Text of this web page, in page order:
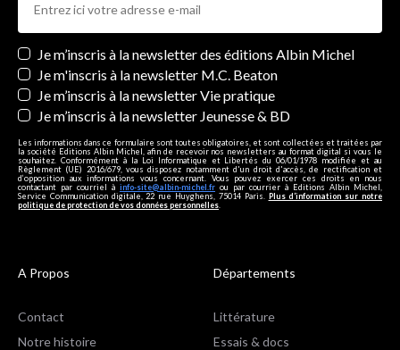
Newsletters
Je m’inscris à la newsletter des éditions Albin Michel
Je m'inscris à la newsletter M.C. Beaton
Je m’inscris à la newsletter Vie pratique
Je m’inscris à la newsletter Jeunesse & BD
Les informations dans ce formulaire sont toutes obligatoires, et sont collectées et traitées par
la société Editions Albin Michel, afin de recevoir nos newsletters au format digital si vous le
souhaitez. Conformément à la Loi Informatique et Libertés du 06/01/1978 modifiée et au
Règlement (UE) 2016/679, vous disposez notamment d'un droit d'accès, de rectification et
d’opposition aux informations vous concernant. Vous pouvez exercer ces droits en nous
contactant par courriel à info-site@albin-michel.fr ou par courrier à Editions Albin Michel,
Service Communication digitale, 22 rue Huyghens, 75014 Paris. Plus d’information sur notre
politique de protection de vos données personnelles
A Propos
Contact
Notre histoire
Départements
Littérature
Essais & docs